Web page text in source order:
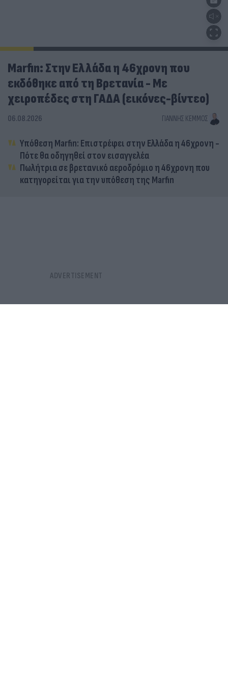
Marfin: Στην Ελλάδα η 46χρονη που
εκδόθηκε από τη Βρετανία - Με
χειροπέδες στη ΓΑΔΑ (εικόνες-βίντεο)
06.08.2026 ΓΙΆΝΝΗΣ ΚΈΜΜΟΣ
Υπόθεση Marfin: Επιστρέφει στην Ελλάδα η 46χρονη -
Πότε θα οδηγηθεί στον εισαγγελέα
Πωλήτρια σε βρετανικό αεροδρόμιο η 46χρονη που
κατηγορείται για την υπόθεση της Marfin